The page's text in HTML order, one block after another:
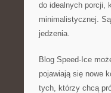
do idealnych porcji,
minimalistycznej.
jedzenia.
Blog Speed-Ice
pojawiają się nowe
tych, którzy chcą